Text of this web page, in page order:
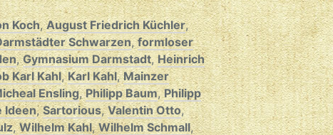
Koch,August Friedrich Küchler,
Schwarzen,formloser
,Gymnasium Darmstadt,Heinrich
Karl Kahl,Karl Kahl,Mainzer
Ensling,Philipp Baum,Philipp
Ideen,Sartorious,Valentin Otto,
,Wilhelm Kahl,Wilhelm Schmall,